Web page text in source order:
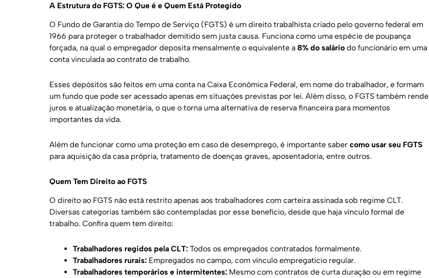
A Estrutura do FGTS: O Que é e Quem Está Protegido
O Fundo de Garantia do Tempo de Serviço (FGTS) é um direito trabalhista criado pelo governo federal em
1966 para proteger o trabalhador demitido sem justa causa. Funciona como uma espécie de poupança
forçada, na qual o empregador deposita mensalmente o equivalente a 8% do salário do funcionário em uma
conta vinculada ao contrato de trabalho.
Esses depósitos são feitos em uma conta na Caixa Econômica Federal, em nome do trabalhador, e formam
um fundo que pode ser acessado apenas em situações previstas por lei. Além disso, o FGTS também rende
juros e atualização monetária, o que o torna uma alternativa de reserva financeira para momentos
importantes da vida.
Além de funcionar como uma proteção em caso de desemprego, é importante saber como usar seu FGTS
para aquisição da casa própria, tratamento de doenças graves, aposentadoria, entre outros.
Quem Tem Direito ao FGTS
O direito ao FGTS não está restrito apenas aos trabalhadores com carteira assinada sob regime CLT.
Diversas categorias também são contempladas por esse benefício, desde que haja vínculo formal de
trabalho. Confira quem tem direito:
Trabalhadores regidos pela CLT: Todos os empregados contratados formalmente.
Trabalhadores rurais: Empregados no campo, com vínculo empregatício regular.
Trabalhadores temporários e intermitentes: Mesmo com contratos de curta duração ou em regime